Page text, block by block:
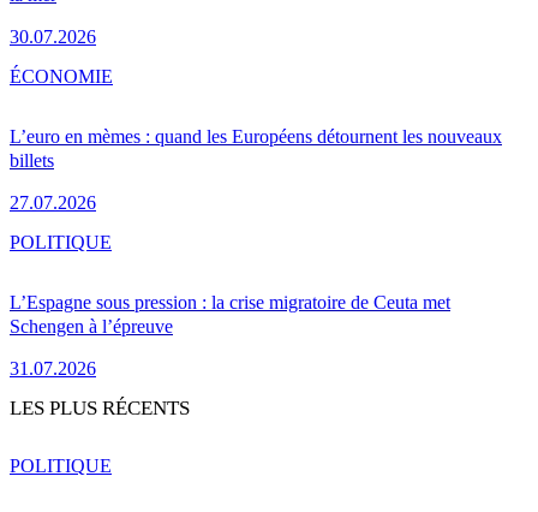
30.07.2026
L’euro en mèmes : quand les Européens détournent les nouveaux
billets
27.07.2026
ÉCONOMIE
L’Espagne sous pression : la crise migratoire de Ceuta met
Schengen à l’épreuve
31.07.2026
POLITIQUE
LES PLUS RÉCENTS
POLITIQUE